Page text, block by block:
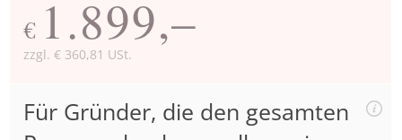
€ 1.899,–
zzgl. € 360,81 USt.
Für Gründer, die den gesamten